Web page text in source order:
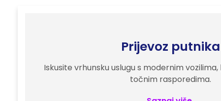
Prijevoz putnika
Iskusite vrhunsku uslugu s modernim
točnim rasporedima.